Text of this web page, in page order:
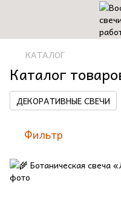
КАТАЛОГ
Каталог
ДЕКОРАТИВНЫЕ СВЕЧИ
Фильтр